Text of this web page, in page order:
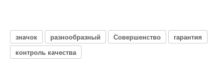
значок разнообразный Совершенство
гарантия
контроль качества